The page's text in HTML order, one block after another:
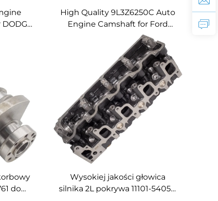
High Quality 9L3Z6250C Auto
Engine Camshaft for Ford
Expedition Explorer F-150 4.6L
5.4L 4AT 4R75W
do
Wysokiej jakości głowica
silnika 2L pokrywa 11101-54050